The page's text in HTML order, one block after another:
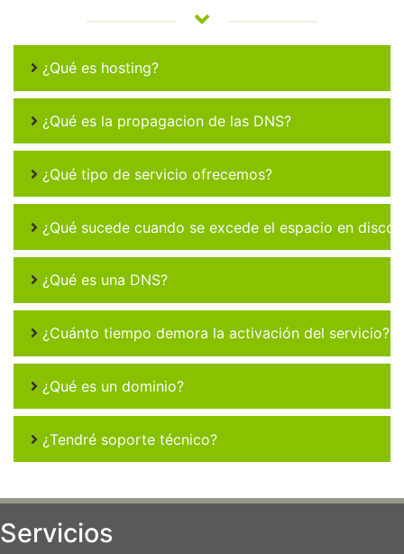
¿Qué es hosting?
¿Qué es la propagacion de las DNS?
¿Qué tipo de servicio ofrecemos?
¿Qué sucede cuando se excede el espacio en disco
¿Qué es una DNS?
¿Cuánto tiempo demora la activación del servicio?
¿Qué es un dominio?
¿Tendré soporte técnico?
Servicios